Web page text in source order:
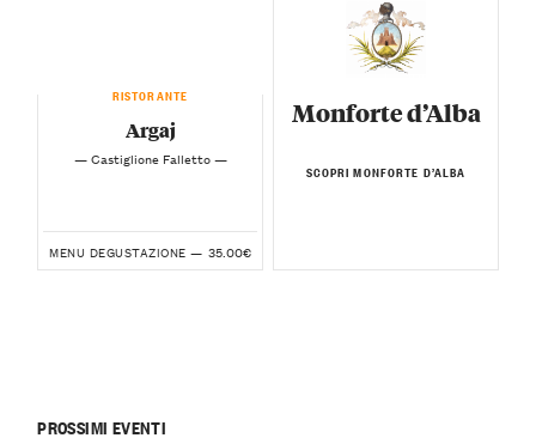
RISTORANTE
Argaj
— Castiglione Falletto —
MENU DEGUSTAZIONE — 35.00€
Monforte d’Alba
SCOPRI MONFORTE D’ALBA
PROSSIMI EVENTI